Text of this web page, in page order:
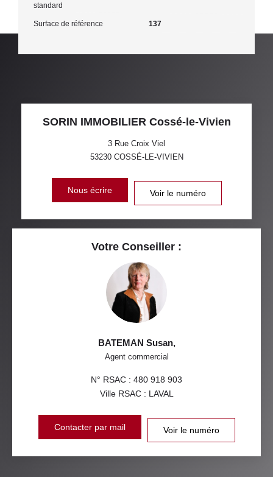
standard
Surface de référence 137
SORIN IMMOBILIER Cossé-le-Vivien
3 Rue Croix Viel
53230 COSSÉ-LE-VIVIEN
Nous écrire Voir le numéro
Votre Conseiller :
BATEMAN Susan,
Agent commercial
N° RSAC : 480 918 903
Ville RSAC : LAVAL
Contacter par mail Voir le numéro